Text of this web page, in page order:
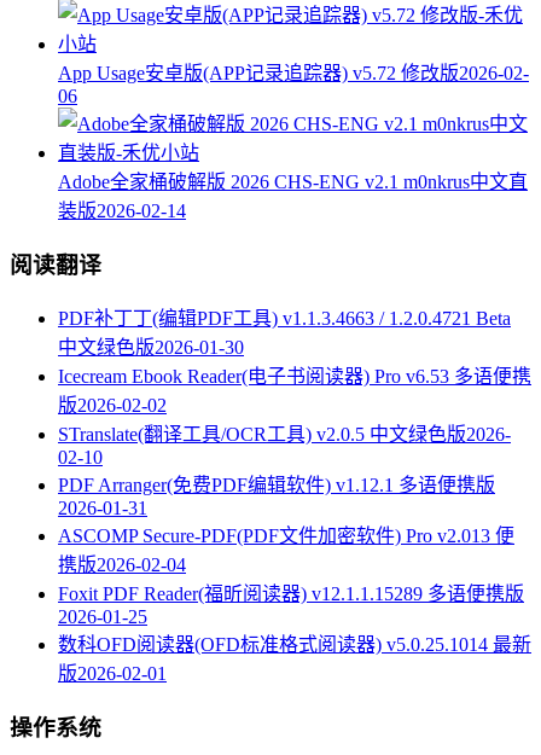
App Usage安卓版(APP记录追踪器) v5.72 修改版2026-02-
06
Adobe全家桶破解版 2026 CHS-ENG v2.1 m0nkrus中文直
装版2026-02-14
阅读翻译
PDF补丁丁(编辑PDF工具) v1.1.3.4663 / 1.2.0.4721 Beta
中文绿色版2026-01-30
Icecream Ebook Reader(电子书阅读器) Pro v6.53 多语便携
版2026-02-02
STranslate(翻译工具/OCR工具) v2.0.5 中文绿色版2026-
02-10
PDF Arranger(免费PDF编辑软件) v1.12.1 多语便携版
2026-01-31
ASCOMP Secure-PDF(PDF文件加密软件) Pro v2.013 便
携版2026-02-04
Foxit PDF Reader(福昕阅读器) v12.1.1.15289 多语便携版
2026-01-25
数科OFD阅读器(OFD标准格式阅读器) v5.0.25.1014 最新
版2026-02-01
操作系统